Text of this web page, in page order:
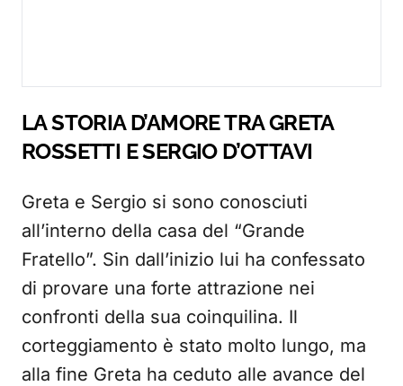
LA STORIA D’AMORE TRA GRETA
ROSSETTI E SERGIO D’OTTAVI
Greta e Sergio si sono conosciuti
all’interno della casa del “Grande
Fratello”. Sin dall’inizio lui ha confessato
di provare una forte attrazione nei
confronti della sua coinquilina. Il
corteggiamento è stato molto lungo, ma
alla fine Greta ha ceduto alle avance del